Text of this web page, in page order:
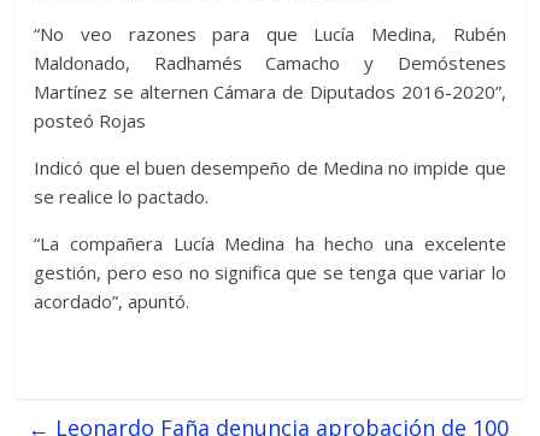
“No veo razones para que Lucía Medina, Rubén
Maldonado, Radhamés Camacho y Demóstenes
Martínez se alternen Cámara de Diputados 2016-2020”,
posteó Rojas
Indicó que el buen desempeño de Medina no impide que
se realice lo pactado.
“La compañera Lucía Medina ha hecho una excelente
gestión, pero eso no significa que se tenga que variar lo
acordado”, apuntó.
← Leonardo Faña denuncia aprobación de 100